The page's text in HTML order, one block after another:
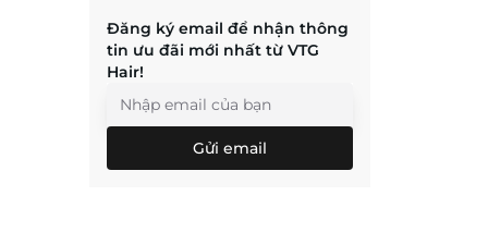
Đăng ký email để nhận thông
tin ưu đãi mới nhất từ VTG
Hair!
Gửi email